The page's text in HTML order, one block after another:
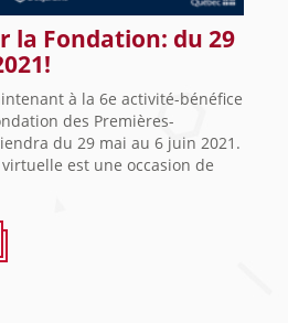
la Fondation: du 29
à la 6e activité-bénéfice
des Premières-
du 29 mai au 6 juin 2021.
est une occasion de